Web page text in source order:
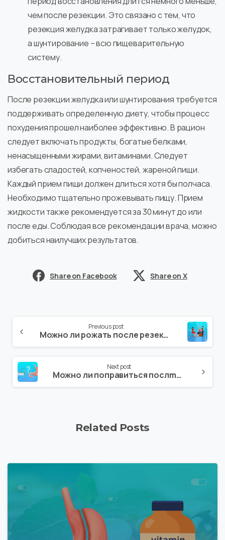
чем после резекции. Это связано с тем, что
резекция желудка затрагивает только желудок,
а шунтирование – всю пищеварительную
систему.
Восстановительный период
После резекции желудка или шунтирования требуется
поддерживать определенную диету, чтобы процесс
похудения прошел наиболее эффективно. В рацион
следует включать продукты, богатые белками,
ненасыщенными жирами, витаминами. Следует
избегать сладостей, копченостей, жареной пищи.
Каждый прием пищи должен длиться хотя бы полчаса.
Необходимо тщательно прожевывать пищу. Прием
жидкости также рекомендуется за 30 минут до или
после еды. Соблюдая все рекомендации врача, можно
добиться наилучших результатов.
Share on Facebook Share on X
Previous post
Можно ли рожать после резекции желудка?
Next post
Можно ли поправиться послmе резекции желудка?
Related Posts